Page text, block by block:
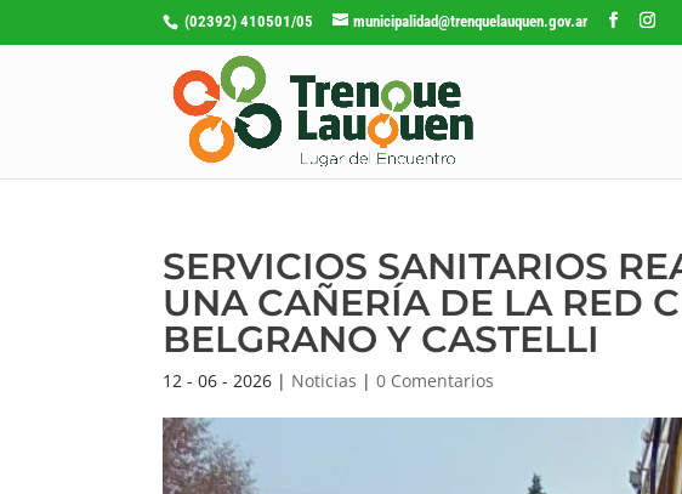
(02392) 410501/05 municipalidad@trenquelauquen.gov.ar
SERVICIOS SANITARIOS
UNA CAÑERÍA DE LA RED
BELGRANO Y CASTELLI
12 - 06 - 2026 | Noticias |0 Comentarios